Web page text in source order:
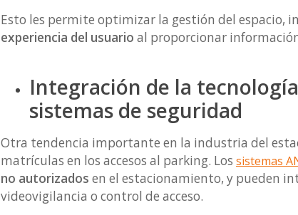
Esto les permite optimizar la gestión del espacio,
experiencia del usuario al proporcionar
Integración de la
sistemas de seguridad
Otra tendencia importante en la industria del
matrículas en los accesos al parking. Los sistemas
no autorizados en el estacionamiento, y pueden
videovigilancia o control de acceso.